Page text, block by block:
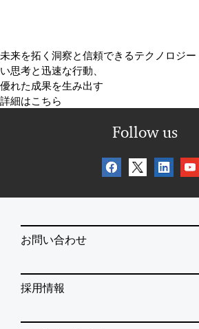
未来を拓く洞察と信頼できるテクノロジー
い思考と迅速な行動、
優れた成果を生み出す
詳細はこちら
Follow us
お問い合わせ
採用情報